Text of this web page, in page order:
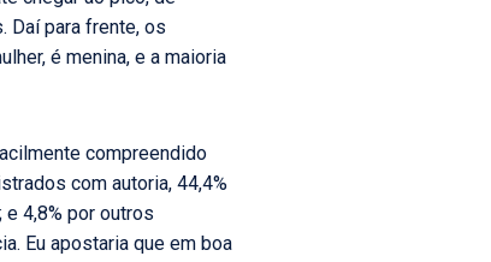
Daí para frente, os
é menina, e a maioria
compreendido
com autoria, 44,4%
4,8% por outros
Eu apostaria que em boa